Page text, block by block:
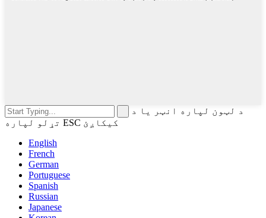
د لټون لپاره انټر یا د
تړلو لپاره ESC کیکاږئ
English
French
German
Portuguese
Spanish
Russian
Japanese